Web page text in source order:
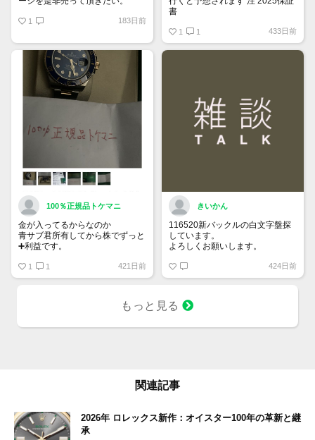
1 183日前
書
2025/ @Watch_Monster_より
マジ上がる予想しかない
1 1 433日前
100％正規品トケマニ
金が入ってるからなのか
青サブ君所有してから株でずっと
➕利益です。
銘柄番号7932 ニッピ
10000株→6330万円
1 1 421日前
きいかん
116520新バックルの白文字盤探
しています。
よろしくお願いします。
424日前
もっと見る
関連記事
2026年 ロレックス新作：オイスター100年の革新と継
承